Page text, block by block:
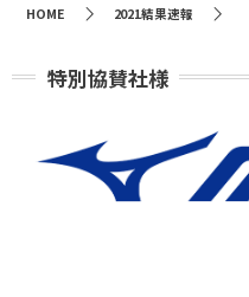
HOME 2021結果速報
特別協賛社様